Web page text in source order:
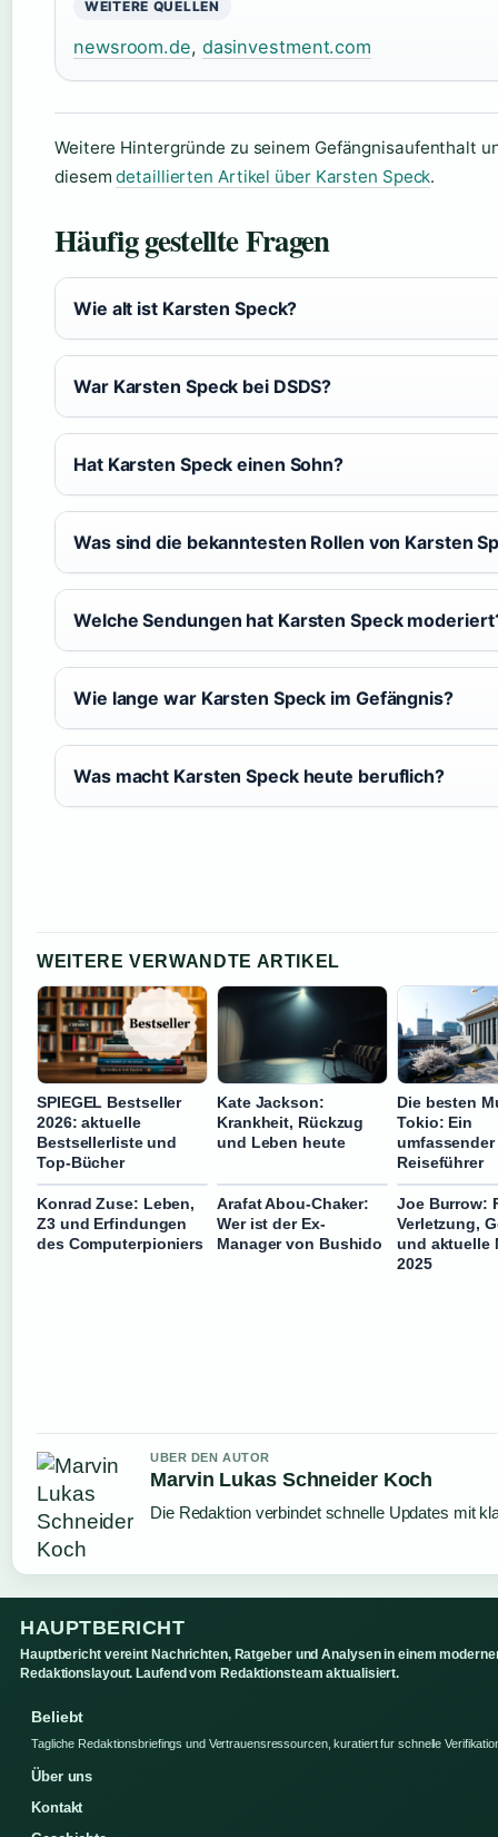
WEITERE QUELLEN
newsroom.de, dasinvestment.com
Weitere Hintergründe zu seinem Gefängnisaufenthalt
diesemdetaillierten Artikel über Karsten Speck.
Häufig gestellte Fragen
Wie alt ist Karsten Speck?
War Karsten Speck bei DSDS?
Hat Karsten Speck einen Sohn?
Was sind die bekanntesten Rollen von Karsten
Welche Sendungen hat Karsten Speck
Wie lange war Karsten Speck im Gefängnis?
Was macht Karsten Speck heute beruflich?
WEITERE VERWANDTE ARTIKEL
SPIEGEL Bestseller
2026: aktuelle
Bestsellerliste und
Top-Bücher
Kate Jackson:
Krankheit, Rückzug
und Leben heute
Die besten
Tokio: Ein
umfassender
Reiseführer
Konrad Zuse: Leben,
Z3 und Erfindungen
des Computerpioniers
Arafat Abou-Chaker:
Wer ist der Ex-
Manager von Bushido
Joe Burrow:
Verletzung,
und aktuelle
2025
UBER DEN AUTOR
Marvin Lukas Schneider Koch
Die Redaktion verbindet schnelle Updates mit
HAUPTBERICHT
Hauptbericht vereint Nachrichten, Ratgeber und Analysen in einem
Redaktionslayout. Laufend vom Redaktionsteam aktualisiert.
Beliebt
Tagliche Redaktionsbriefings und Vertrauensressourcen, kuratiert fur schnelle
Über uns
Kontakt